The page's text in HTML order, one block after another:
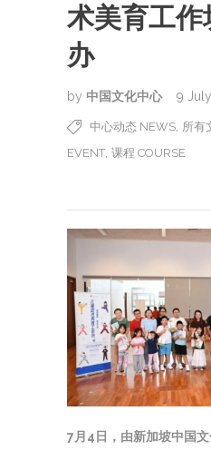
术美育工作
办
by 中国文化中心 9
中心动态 NEWS 所有
EVENT 课程 COURSE
7月4日，由新加坡中国